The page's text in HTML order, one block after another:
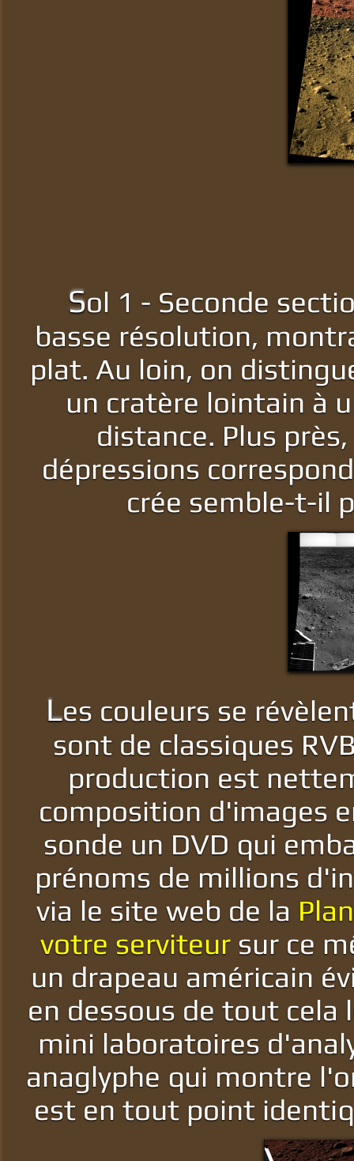
Sol 1 - Seconde
basse résolution,
plat. Au loin, on
un cratère lointain à
distance. Plus
dépressions
crée semble-t-il
Les couleurs se
sont de classiques
production est
composition d'images
sonde un DVD qui
prénoms de millions
via le site web de la
votre serviteursur ce
un drapeau américain
en dessous de tout
mini laboratoires
anaglyphe qui montre
est en tout point